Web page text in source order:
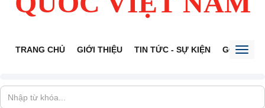
TRANG CHỦ GIỚI THIỆU TIN TỨC - SỰ KIỆN GÓP Ý